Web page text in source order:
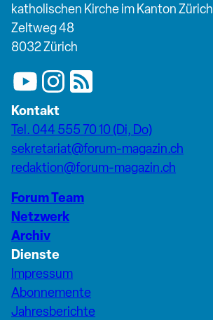
katholischen Kirche im Kanton Zürich
Zeltweg 48
8032 Zürich
Kontakt
Tel. 044 555 70 10 (Di, Do)
sekretariat@forum-magazin.ch
redaktion@forum-magazin.ch
Forum Team
Netzwerk
Archiv
Dienste
Impressum
Abonnemente
Jahresberichte